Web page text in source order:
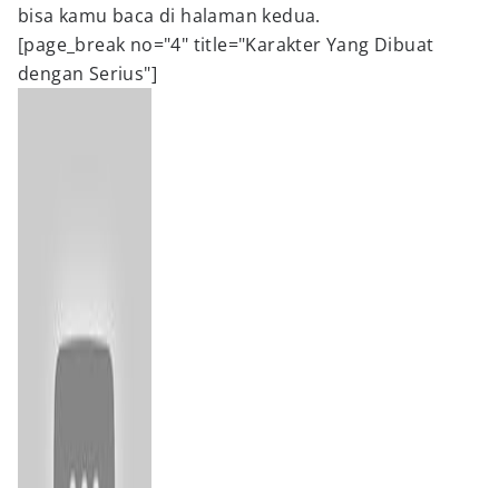
bisa kamu baca di halaman kedua.
[page_break no="4" title="Karakter Yang Dibuat
dengan Serius"]